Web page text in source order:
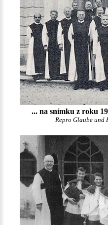
... na snímku z roku
Repro Glaube und